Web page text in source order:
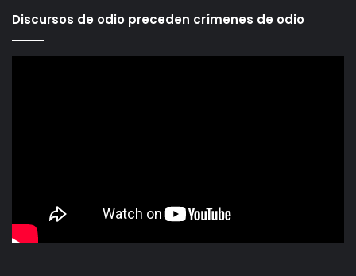
Discursos de odio preceden crímenes de odio